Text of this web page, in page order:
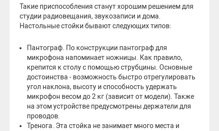
Такие приспособления станут хорошим решением для
студии радиовещания, звукозаписи и дома.
Настольные стойки бывают следующих типов:
Пантограф. По конструкции пантограф для
микрофона напоминает ножницы. Как правило,
крепится к столу с помощью струбцины. Основные
достоинства - возможность быстро отрегулировать
угол наклона, высоту и способность удержать
микрофон весом до 2 кг (зависит от модели). Также
на этом устройстве предусмотрены держатели для
проводов.
Тренога. Эта стойка не занимает много места и